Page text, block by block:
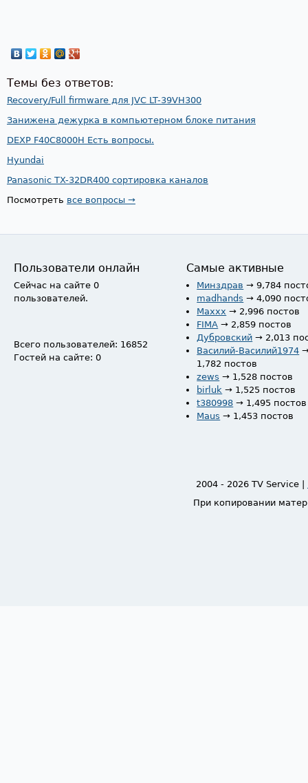
Темы без ответов:
Recovery/Full firmware для JVC LT-39VH300
Занижена дежурка в компьютерном блоке питания
DEXP F40C8000H Есть вопросы.
Hyundai
Panasonic TX-32DR400 сортировка каналов
Посмотреть все вопросы →
Пользователи онлайн
Сейчас на сайте 0
пользователей.
Всего пользователей: 16852
Гостей на сайте: 0
Самые активные
Минздрав → 9,784
madhands → 4,090
Maxxx → 2,996 постов
FIMA → 2,859 постов
Дубровский → 2,013
Василий-Василий1974
1,782 постов
zews → 1,528 постов
birluk → 1,525 постов
t380998 → 1,495 постов
Maus → 1,453 постов
2004 - 2026 TV Service |
При копировании